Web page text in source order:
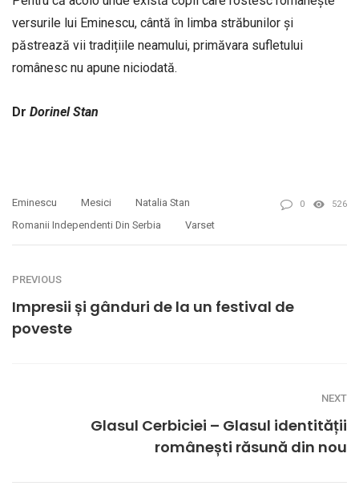
versurile lui Eminescu, cântă în limba străbunilor și
păstrează vii tradițiile neamului, primăvara sufletului
românesc nu apune niciodată.
Dr Dorinel Stan
Eminescu Mesici
Natalia Stan
Romanii Independenti Din Serbia
Varset
0 526
PREVIOUS
Impresii și gânduri de la un festival de
poveste
NEXT
Glasul Cerbiciei – Glasul identității
românești răsună din nou